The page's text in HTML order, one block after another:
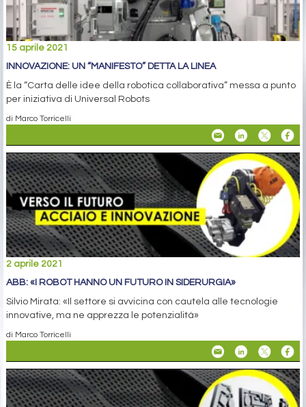
15 aprile 2021
INNOVAZIONE: UN “MANIFESTO” DETTA LA LINEA
È la “Carta delle idee della robotica collaborativa” messa a punto
per iniziativa di Universal Robots
di Marco Torricelli
2 aprile 2021
ABB: «I ROBOT HANNO UN FUTURO IN SIDERURGIA»
Silvio Mirata: «Il settore si avvicina con cautela alle tecnologie
innovative, ma ne apprezza le potenzialità»
di Marco Torricelli